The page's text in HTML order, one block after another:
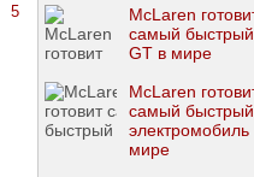
5
McLaren
самый быстрый
GT в мире
McLaren
самый быстрый
электромобиль
мире